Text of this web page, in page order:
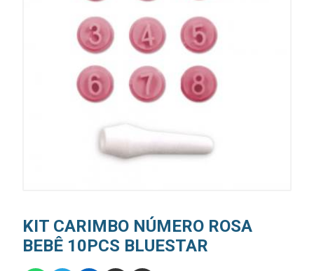
KIT CARIMBO NÚMERO ROSA
BEBÊ 10PCS BLUESTAR